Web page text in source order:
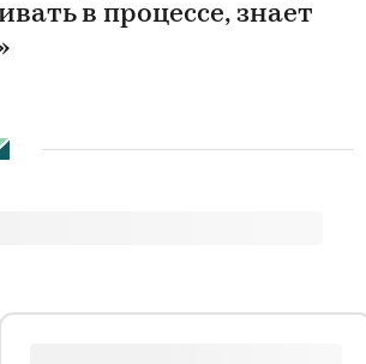
в процессе, знает